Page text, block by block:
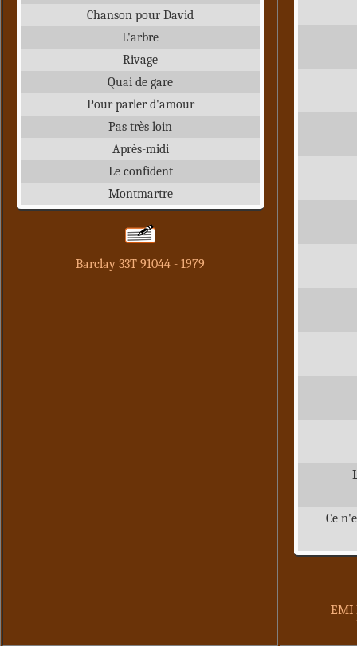
Chanson pour David
L'arbre
Rivage
Quai de gare
Pour parler d'amour
Pas très loin
Après-midi
Le confident
Montmartre
Barclay 33T 91044 - 1979
Ce
EMI